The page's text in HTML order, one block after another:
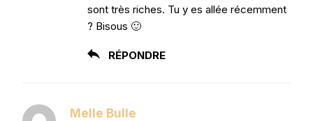
sont très riches. Tu y es allée récemment
? Bisous 🙂
RÉPONDRE
Melle Bulle